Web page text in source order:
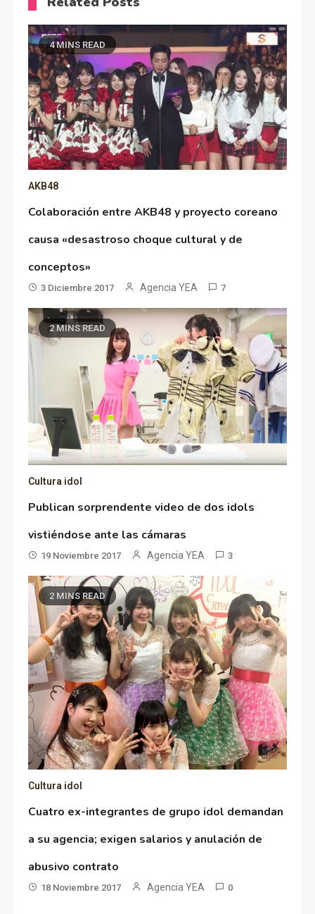
4 MINS READ
AKB48
Colaboración entre AKB48 y proyecto coreano
causa «desastroso choque cultural y de
conceptos»
3 Diciembre 2017 Agencia YEA 7
2 MINS READ
Cultura idol
Publican sorprendente video de dos idols
vistiéndose ante las cámaras
19 Noviembre 2017 Agencia YEA 3
2 MINS READ
Cultura idol
Cuatro ex-integrantes de grupo idol demandan
a su agencia; exigen salarios y anulación de
abusivo contrato
18 Noviembre 2017 Agencia YEA 0